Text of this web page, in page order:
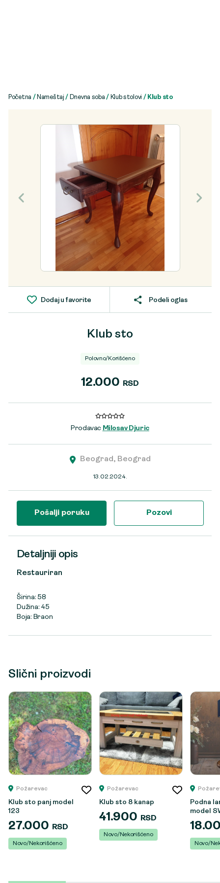
Početna / Nameštaj / Dnevna soba / Klub stolovi / Klub sto
Dodaj u favorite Podeli oglas
Klub sto
Polovno/Korišćeno
12.000 RSD
Prodavac Milosav Djuric
Beograd, Beograd
13.02.2024.
Pošalji poruku Pozovi
Detaljniji opis
Restauriran
Širina: 58
Dužina: 45
Boja: Braon
Slični proizvodi
Požarevac
Klub sto panj model
123
27.000 RSD
Novo/Nekorišćeno
Požarevac
Klub sto 8 kanap
41.900 RSD
Novo/Nekorišćeno
Podna
model
Novo/